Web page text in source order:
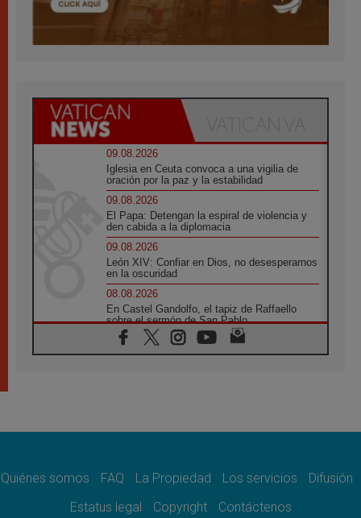
09.08.2026
Iglesia en Ceuta convoca a una vigilia de
oración por la paz y la estabilidad
09.08.2026
El Papa: Detengan la espiral de violencia y
den cabida a la diplomacia
09.08.2026
León XIV: Confiar en Dios, no desesperarnos
en la oscuridad
08.08.2026
En Castel Gandolfo, el tapiz de Raffaello
sobre el sermón de San Pablo
08.08.2026
En Colombia, «la paz no se compra con una
08.08.2026
08.08.2026
del Buen Consejo de Genazzano
Quiénes somos FAQ La Propiedad Los servicios
Difusión
Estatus legal
Copyright Contáctenos